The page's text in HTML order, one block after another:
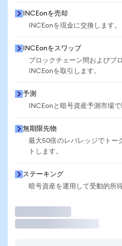
INCEonを売却
INCEonを現金に交換します。
INCEonをスワップ
ブロックチェーン間およびブ
INCEonを取引します。
予測
INCEonと暗号資産予測市場で
無期限先物
最大50倍のレバレッジでトー
トします。
ステーキング
暗号資産を運用して受動的所